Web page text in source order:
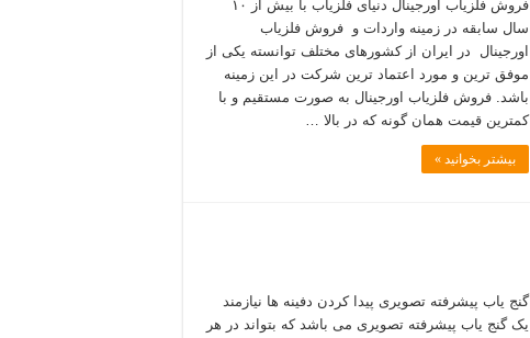
فروش فلزیاب اورجینال دنیای فلزیاب با بیش از ۱۰
سال سابقه در زمینه واردات و فروش فلزیاب
اورجینال در ایران از کشورهای مختلف توانسته یکی از
موفق ترین و مورد اعتماد ترین شرکت در این زمینه
باشد. فروش فلزیاب اورجینال به صورت مستقیم و با
کمترین قیمت همان گونه که در بالا …
بیشتر بخوانید »
گنج یاب پیشرفته تصویری پیدا کردن دفینه ها نیازمند
یک گنج یاب پیشرفته تصویری می باشد که بتواند در هر